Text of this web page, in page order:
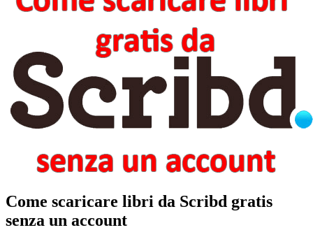
Come scaricare libri da Scribd gratis
senza un account